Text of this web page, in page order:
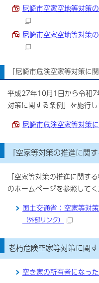
尼崎市空家空地等対策
尼崎市空家空地等対策
「尼崎市危険空家等対策に
平成27年10月1日から令和
対策に関する条例」を施行し
尼崎市危険空家等対策
「空家等対策の推進に関
「空家等対策の推進に関す
のホームページを参照してく
国土交通省：空家等対
（外部リンク）
老朽危険空家等対策に関
空き家の所有者になっ